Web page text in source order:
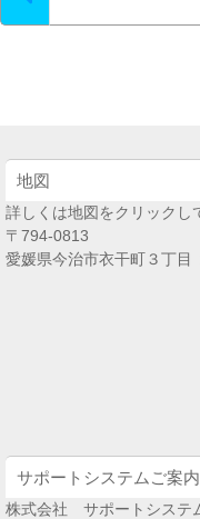
地図
詳しくは地図をクリックし
〒794-0813
愛媛県今治市衣干町３丁目
サポートシステムご案内
株式会社 サポートシステ